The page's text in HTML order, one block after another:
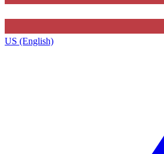
US (English)